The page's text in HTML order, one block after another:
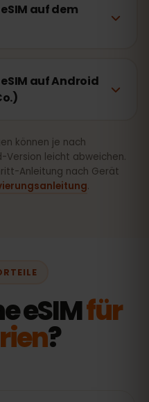
auf dem
auf Android
können je nach
Version leicht abweichen.
Anleitung nach Gerät
.
eSIMfür
?